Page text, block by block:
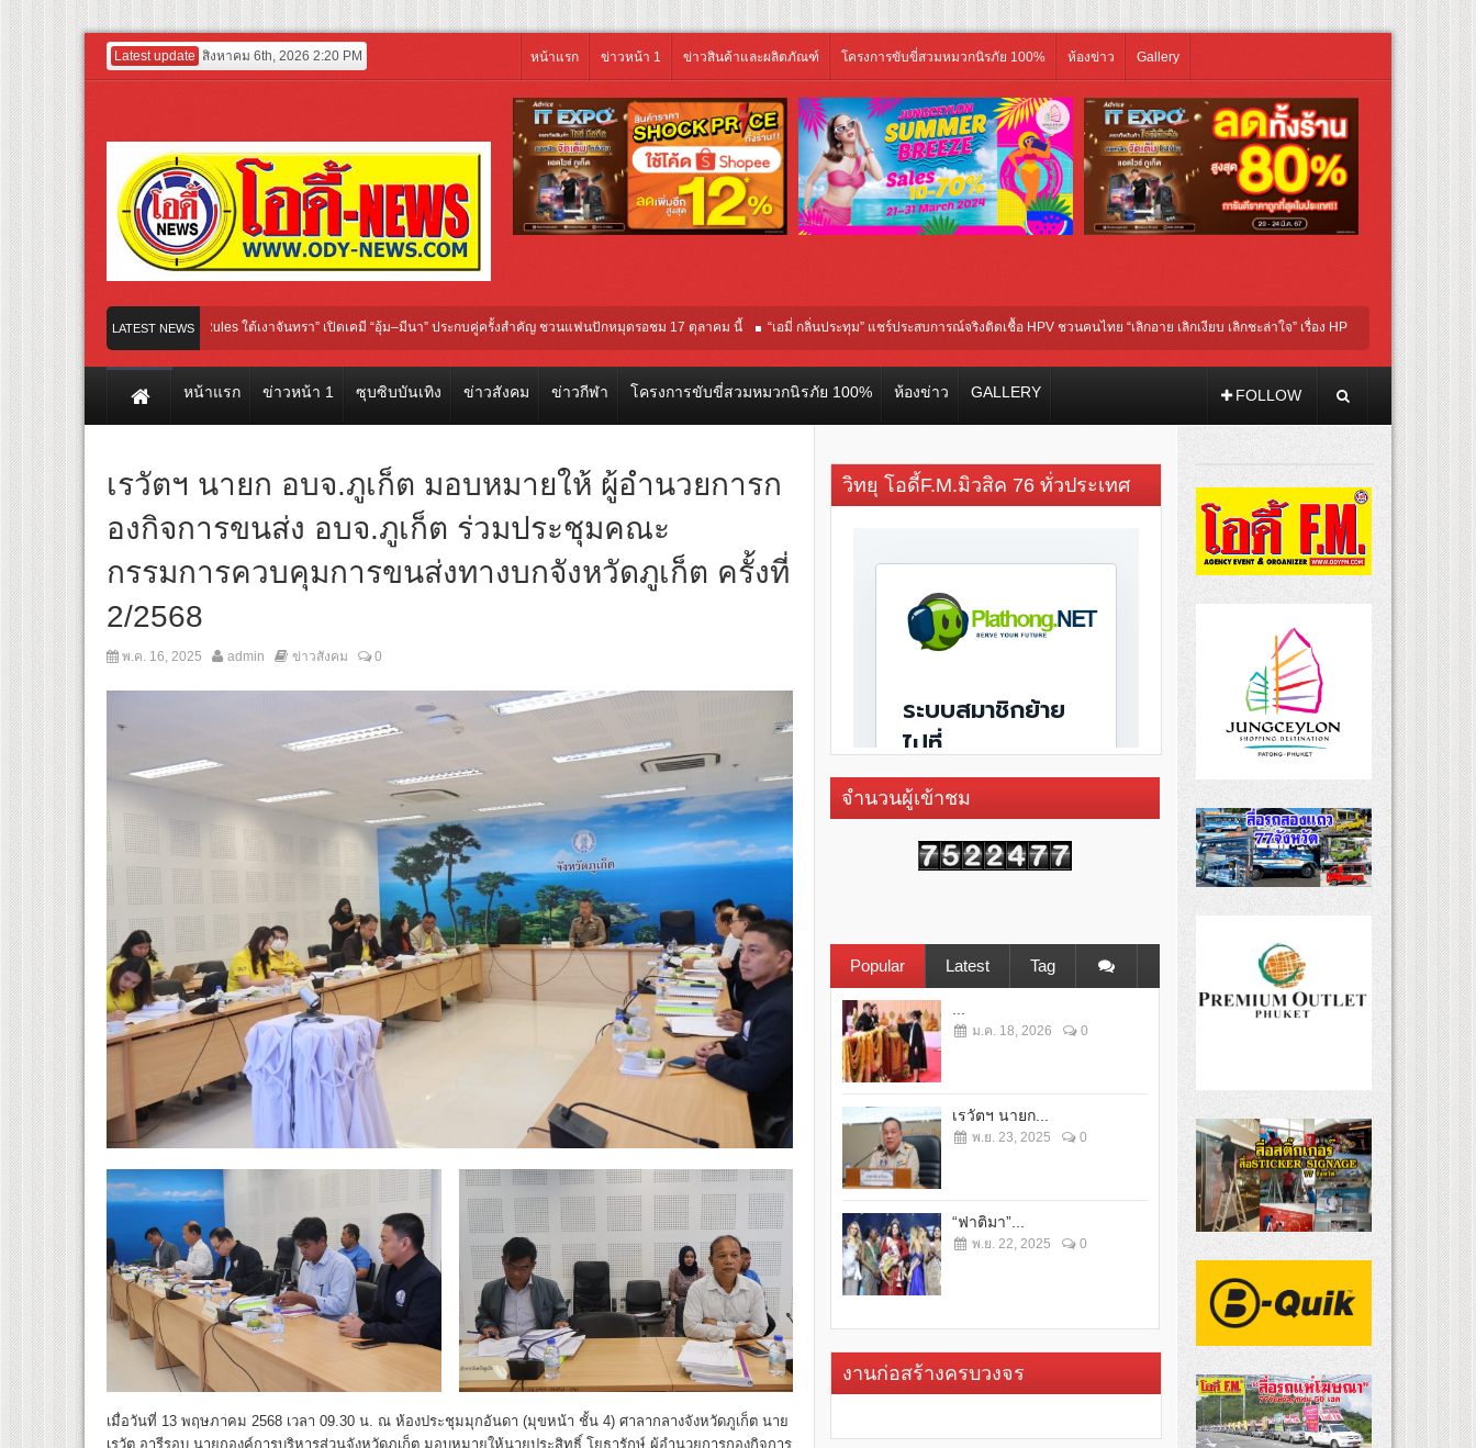
Latest update สิงหาคม 6th, 2026 2:20 PM หน้าแรก ข่าวหน้า 1 ข่าวสินค้าและผลิตภัณฑ์ โครงการขับขี่สวมหมวกนิรภัย 100% ห้องข่าว Gallery
LATEST NEWS
Original “Under Her Rules ใต้เงาจันทรา” เปิดเคมี “อุ้ม–มีนา” ประกบคู่ครั้งสำคัญ ชวนแฟนปักหมุดรอชม 17 ตุลาคม นี้ “เอมี่ กลิ่นประทุม” แชร์ประสบการณ์จริงติดเชื้อ HPV ชวนคนไทย “เลิกอาย เลิกเงียบ เลิกชะล่าใจ” เรื่อง HPV ในแคมเปญ “HPV ไม่เป็นไร…
าพยนตร์ฟอร์มยักษ์ ‘คุณยายวรนาฏ’ (INHERIT) เตรียมคายตะขาบหนังไทยในรอบปฐมทัศน์โลก ณ เทศกาลภาพยนตร์นานาชาติโตรอนโต “จุ๋ย วรัทยา” ทุ่มสุดชีวิต โกนหัวรับบทแม่ชี นำทีมนักแสดงประชันความสยอง!
หน้าแรก ข่าวหน้า 1 ซุบซิบบันเทิง ข่าวสังคม ข่าวกีฬา โครงการขับขี่สวมหมวกนิรภัย 100% ห้องข่าว GALLERY FOLLOW
เรวัตฯ นายก อบจ.ภูเก็ต มอบหมายให้ ผู้อำนวยการก
องกิจการขนส่ง อบจ.ภูเก็ต ร่วมประชุมคณะ
กรรมการควบคุมการขนส่งทางบกจังหวัดภูเก็ต ครั้งที่
2/2568
พ.ค. 16, 2025 admin ข่าวสังคม 0
เมื่อวันที่ 13 พฤษภาคม 2568 เวลา 09.30 น. ณ ห้องประชุมมุกอันดา (มุขหน้า ชั้น 4) ศาลากลางจังหวัดภูเก็ต นาย
เรวัต อารีรอบ นายกองค์การบริหารส่วนจังหวัดภูเก็ต มอบหมายให้นายประสิทธิ์ โยธารักษ์ ผู้อำนวยการกองกิจการ
วิทยุ โอดี้F.M.มิวสิค 76 ทั่วประเทศ
จำนวนผู้เข้าชม
Popular Latest Tag
ม.ค. 18, 2026 0
เรวัตฯ นายก...
พ.ย. 23, 2025 0
“ฟาติมา”...
พ.ย. 22, 2025 0
งานก่อสร้างครบวงจร